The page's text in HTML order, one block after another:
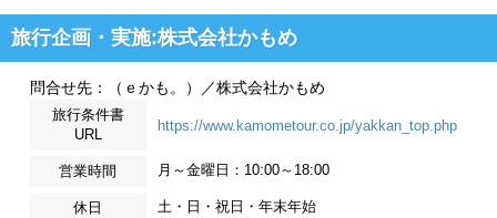
旅行企画・実施:株式会社かもめ
問合せ先：（ｅかも。）／株式会社かもめ
旅行条件書
URL
https://www.kamometour.co.jp/yakkan_top.php
営業時間 月～金曜日：10:00～18:00
休日 土・日・祝日・年末年始